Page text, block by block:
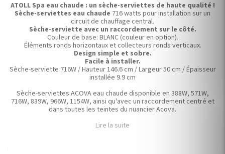
ATOLL Spa eau chaude : un sèche-serviettes de haute qualité !
Sèche-serviettes eau chaude 716 watts pour installation sur un
circuit de chauffage central.
Sèche-serviette avec un raccordement sur le côté.
Couleur de base: BLANC (couleur en option).
Éléments ronds horizontaux et collecteurs ronds verticaux.
Design simple et sobre.
Facile à installer.
Sèche-serviette 716W / Hauteur 146.6 cm / Largeur 50 cm / Épaisseur
installée 9.9 cm
Sèche-serviettes ACOVA eau chaude disponible en 388W, 571W,
716W, 839W, 966W, 1154W, ainsi qu'avec un raccordement centré et
dans toutes les teintes du nuancier Acova.
Lire la suite